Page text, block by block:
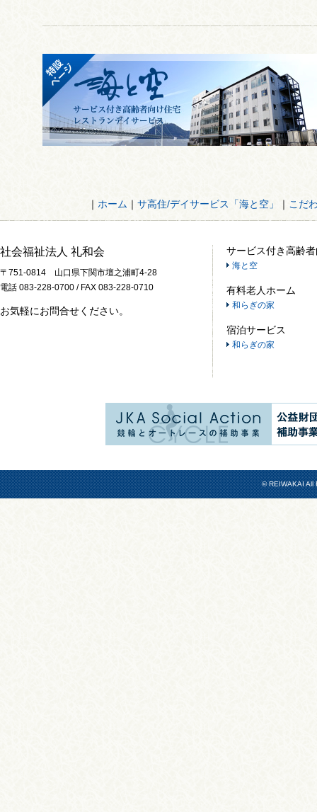
｜ ホーム ｜ サ高住/デイサービス「海と空」 ｜ こだ
社会福祉法人 礼和会
〒751-0814 山口県下関市壇之浦町4-28
電話 083-228-0700 / FAX 083-228-0710
お気軽にお問合せください。
サービス付き高齢
海と空
有料老人ホーム
和らぎの家
宿泊サービス
和らぎの家
© REIWAKAI All